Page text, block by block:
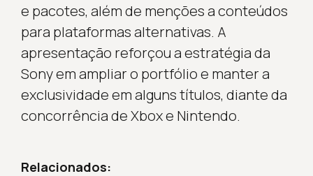
e pacotes, além de menções a conteúdos
para plataformas alternativas. A
apresentação reforçou a estratégia da
Sony em ampliar o portfólio e manter a
exclusividade em alguns títulos, diante da
concorrência de Xbox e Nintendo.
Relacionados: